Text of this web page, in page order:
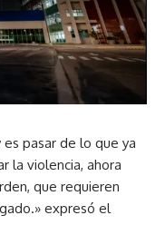
pasar de lo que ya
la violencia, ahora
que requieren
expresó el